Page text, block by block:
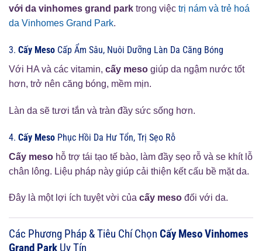
với da vinhomes grand park trong việc trị nám và trẻ hoá
da Vinhomes Grand Park.
3. Cấy Meso Cấp Ẩm Sâu, Nuôi Dưỡng Làn Da Căng Bóng
Với HA và các vitamin, cấy meso giúp da ngậm nước tốt
hơn, trở nên căng bóng, mềm mịn.
Làn da sẽ tươi tắn và tràn đầy sức sống hơn.
4. Cấy Meso Phục Hồi Da Hư Tổn, Trị Sẹo Rỗ
Cấy meso hỗ trợ tái tạo tế bào, làm đầy sẹo rỗ và se khít lỗ
chân lông. Liệu pháp này giúp cải thiện kết cấu bề mặt da.
Đây là một lợi ích tuyệt vời của cấy meso đối với da.
Các Phương Pháp & Tiêu Chí Chọn Cấy Meso Vinhomes
Grand Park Uy Tín